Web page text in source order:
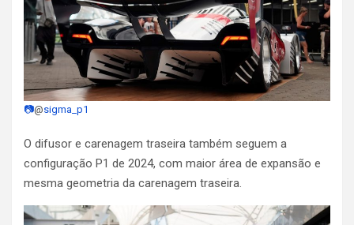
📷@sigma_p1
O difusor e carenagem traseira também seguem a
configuração P1 de 2024, com maior área de expansão e
mesma geometria da carenagem traseira.